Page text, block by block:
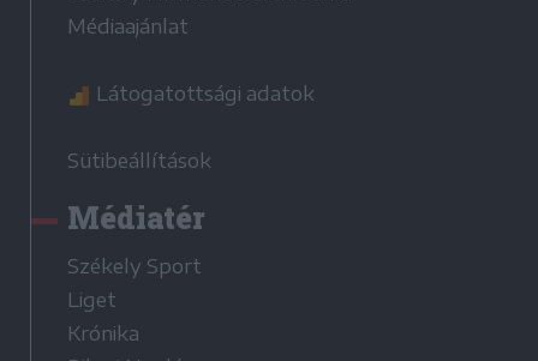
Médiaajánlat
Látogatottsági adatok
Sütibeállítások
Médiatér
Székely Sport
Liget
Krónika